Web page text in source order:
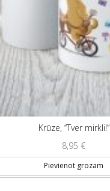
Krūze, “Tver mirkli!”
8,95 €
Pievienot grozam